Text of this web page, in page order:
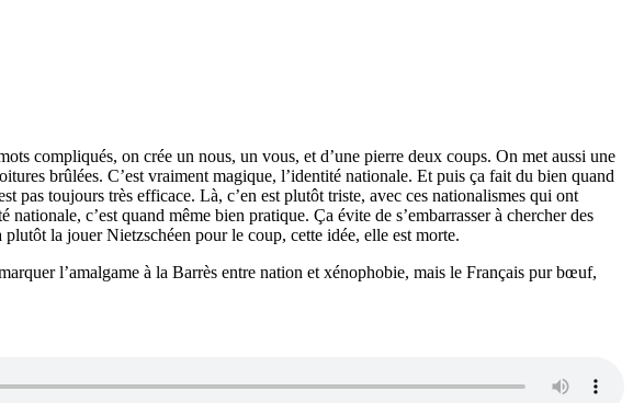
compliqués, on crée un nous, un vous, et d’une pierre deux coups. On met aussi une
brûlées. C’est vraiment magique, l’identité nationale. Et puis ça fait du bien quand
pas toujours très efficace. Là, c’en est plutôt triste, avec ces nationalismes qui ont
c’est quand même bien pratique. Ça évite de s’embarrasser à chercher des
la jouer Nietzschéen pour le coup, cette idée, elle est morte.
l’amalgame à la Barrès entre nation et xénophobie, mais le Français pur bœuf,